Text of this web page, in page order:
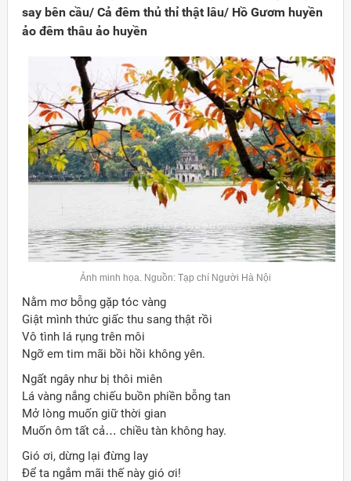
say bên cầu/ Cả đêm thủ thỉ thật lâu/ Hồ Gươm huyền
ảo đêm thâu ảo huyền
Ảnh minh họa. Nguồn: Tạp chí Người Hà Nội
Nằm mơ bỗng gặp tóc vàng
Giật mình thức giấc thu sang thật rồi
Vô tình lá rụng trên môi
Ngỡ em tim mãi bồi hồi không yên.
Ngất ngây như bị thôi miên
Lá vàng nắng chiếu buồn phiền bỗng tan
Mở lòng muốn giữ thời gian
Muốn ôm tất cả… chiều tàn không hay.
Gió ơi, dừng lại đừng lay
Để ta ngắm mãi thế này gió ơi!